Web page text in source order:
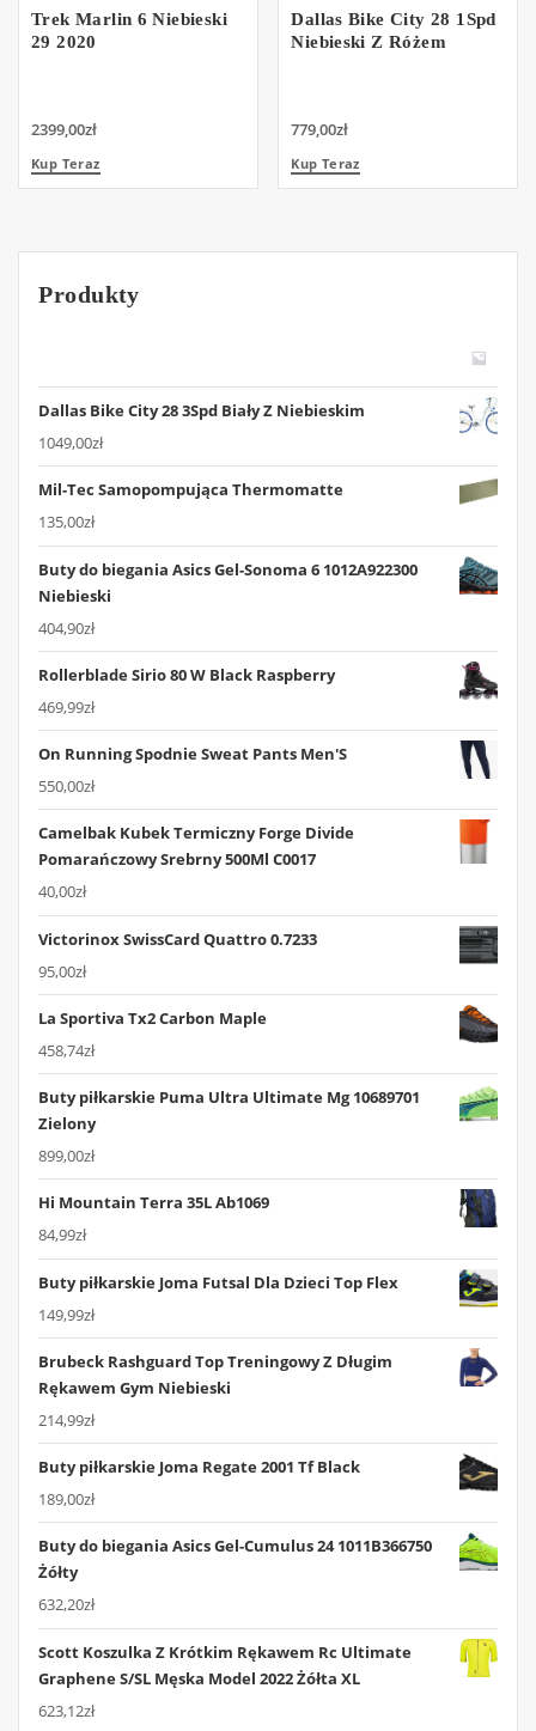
Trek Marlin 6 Niebieski
29 2020
2399,00zł
Kup Teraz
Dallas Bike City 28 1Spd
Niebieski Z Różem
779,00zł
Kup Teraz
Produkty
Dallas Bike City 28 3Spd Biały Z Niebieskim
1049,00zł
Mil-Tec Samopompująca Thermomatte
135,00zł
Buty do biegania Asics Gel-Sonoma 6 1012A922300
Niebieski
404,90zł
Rollerblade Sirio 80 W Black Raspberry
469,99zł
On Running Spodnie Sweat Pants Men'S
550,00zł
Camelbak Kubek Termiczny Forge Divide
Pomarańczowy Srebrny 500Ml C0017
40,00zł
Victorinox SwissCard Quattro 0.7233
95,00zł
La Sportiva Tx2 Carbon Maple
458,74zł
Buty piłkarskie Puma Ultra Ultimate Mg 10689701
Zielony
899,00zł
Hi Mountain Terra 35L Ab1069
84,99zł
Buty piłkarskie Joma Futsal Dla Dzieci Top Flex
149,99zł
Brubeck Rashguard Top Treningowy Z Długim
Rękawem Gym Niebieski
214,99zł
Buty piłkarskie Joma Regate 2001 Tf Black
189,00zł
Buty do biegania Asics Gel-Cumulus 24 1011B366750
Żółty
632,20zł
Scott Koszulka Z Krótkim Rękawem Rc Ultimate
Graphene S/SL Męska Model 2022 Żółta XL
623,12zł